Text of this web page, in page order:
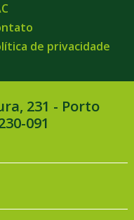
de privacidade
231 - Porto
091